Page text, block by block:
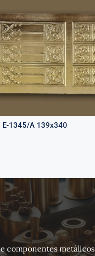
E-1345/A 139x340
componentes